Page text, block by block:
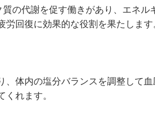
の代謝を促す働きがあり、エネル
労回復に効果的な役割を果たします
、体内の塩分バランスを調整して血
れます。